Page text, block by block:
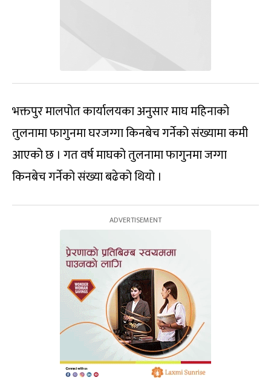
भक्तपुर मालपोत कार्यालयका अनुसार माघ महिनाको
तुलनामा फागुनमा घरजग्गा किनबेच गर्नेको संख्यामा कमी
आएको छ । गत वर्ष माघको तुलनामा फागुनमा जग्गा
किनबेच गर्नेको संख्या बढेको थियो ।